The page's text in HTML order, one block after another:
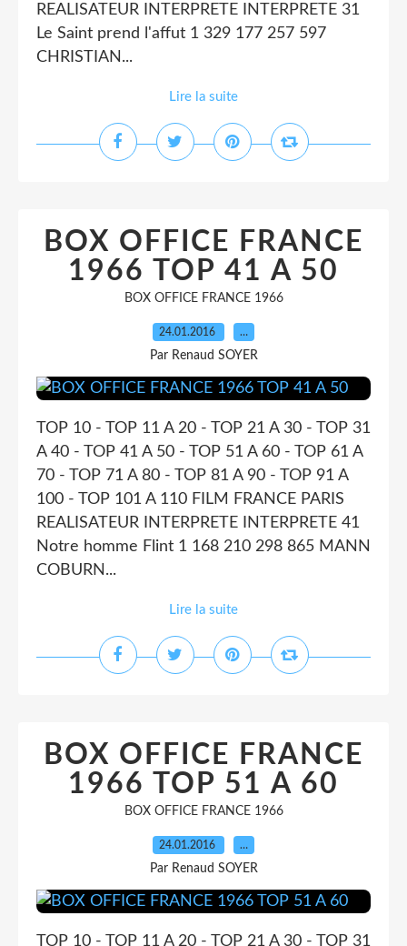
REALISATEUR INTERPRETE INTERPRETE 31
Le Saint prend l'affut 1 329 177 257 597
CHRISTIAN...
Lire la suite
BOX OFFICE FRANCE
1966 TOP 41 A 50
BOX OFFICE FRANCE 1966
24.01.2016 …
Par Renaud SOYER
TOP 10 - TOP 11 A 20 - TOP 21 A 30 - TOP 31
A 40 - TOP 41 A 50 - TOP 51 A 60 - TOP 61 A
70 - TOP 71 A 80 - TOP 81 A 90 - TOP 91 A
100 - TOP 101 A 110 FILM FRANCE PARIS
REALISATEUR INTERPRETE INTERPRETE 41
Notre homme Flint 1 168 210 298 865 MANN
COBURN...
Lire la suite
BOX OFFICE FRANCE
1966 TOP 51 A 60
BOX OFFICE FRANCE 1966
24.01.2016 …
Par Renaud SOYER
TOP 10 - TOP 11 A 20 - TOP 21 A 30 - TOP 31